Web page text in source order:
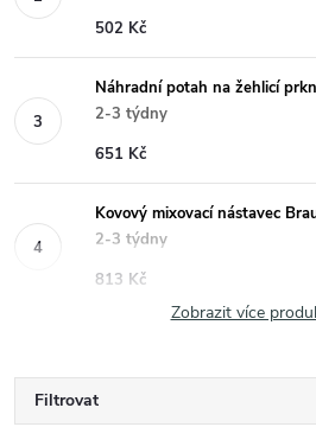
502 Kč
Náhradní potah na žehlicí
2-3 týdny
651 Kč
Kovový mixovací nástavec
2-3 týdny
813 Kč
Zobrazit více
Filtrovat